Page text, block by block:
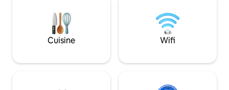
supplément) Oubliez vos soucis dans ce
logement spacieux et serein
l'aéroport ou NB.
enfants de moins
Cuisine Wifi